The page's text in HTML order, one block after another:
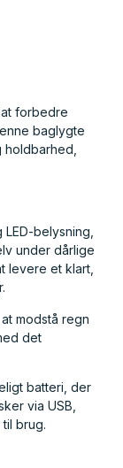
forbedre
baglygte
belysning,
under dårlige
levere et klart,
modstå regn
det
batteri, der
via USB,
brug.